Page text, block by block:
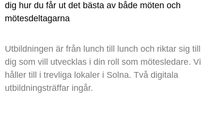
dig hur du får ut det bästa av både möten och
mötesdeltagarna
Utbildningen är från lunch till lunch och riktar sig till
dig som vill utvecklas i din roll som mötesledare. Vi
håller till i trevliga lokaler i Solna. Två digitala
utbildningsträffar ingår.